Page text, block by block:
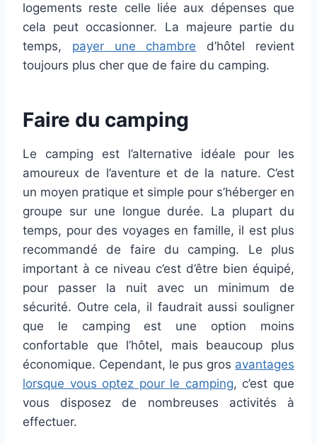
logements reste celle liée aux dépenses que
cela peut occasionner. La majeure partie du
temps, payer une chambre d’hôtel revient
toujours plus cher que de faire du camping.
Faire du camping
Le camping est l’alternative idéale pour les
amoureux de l’aventure et de la nature. C’est
un moyen pratique et simple pour s’héberger en
groupe sur une longue durée. La plupart du
temps, pour des voyages en famille, il est plus
recommandé de faire du camping. Le plus
important à ce niveau c’est d’être bien équipé,
pour passer la nuit avec un minimum de
sécurité. Outre cela, il faudrait aussi souligner
que le camping est une option moins
confortable que l’hôtel, mais beaucoup plus
économique. Cependant, le pus gros avantages
lorsque vous optez pour le camping, c’est que
vous disposez de nombreuses activités à
effectuer.